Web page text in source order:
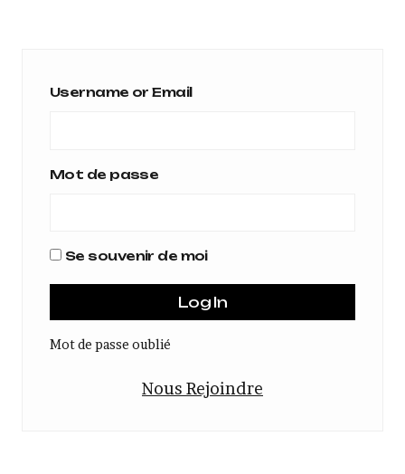
Username or Email
Mot de passe
Se souvenir de moi
Mot de passe oublié
Nous Rejoindre